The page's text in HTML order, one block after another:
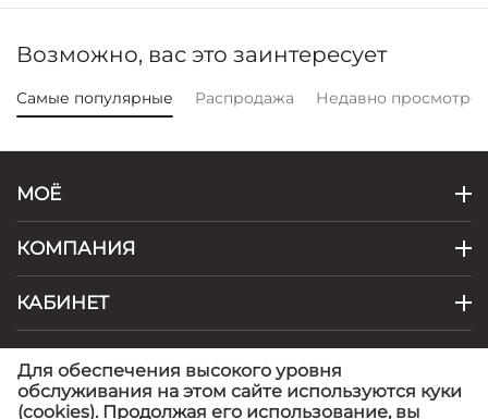
Возможно, вас это заинтересует
Самые популярные Распродажа Недавно
МОЁ
КОМПАНИЯ
КАБИНЕТ
КОНТАКТЫ
Для обеспечения высокого уровня
обслуживания на этом сайте используются куки
(cookies). Продолжая его использование, вы